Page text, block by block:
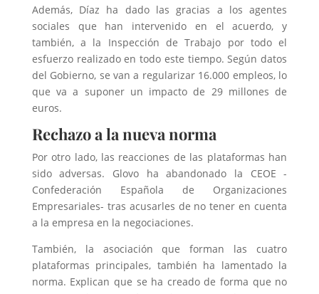
Además, Díaz ha dado las gracias a los agentes
sociales que han intervenido en el acuerdo, y
también, a la Inspección de Trabajo por todo el
esfuerzo realizado en todo este tiempo. Según datos
del Gobierno, se van a regularizar 16.000 empleos, lo
que va a suponer un impacto de 29 millones de
euros.
Rechazo a la nueva norma
Por otro lado, las reacciones de las plataformas han
sido adversas. Glovo ha abandonado la CEOE -
Confederación Española de Organizaciones
Empresariales- tras acusarles de no tener en cuenta
a la empresa en la negociaciones.
También, la asociación que forman las cuatro
plataformas principales, también ha lamentado la
norma. Explican que se ha creado de forma que no